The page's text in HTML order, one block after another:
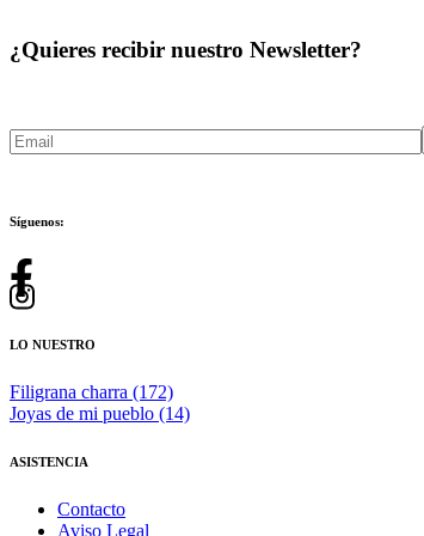
¿Quieres recibir nuestro Newsletter?
Síguenos:
LO NUESTRO
Filigrana charra (172)
Joyas de mi pueblo (14)
ASISTENCIA
Contacto
Aviso Legal